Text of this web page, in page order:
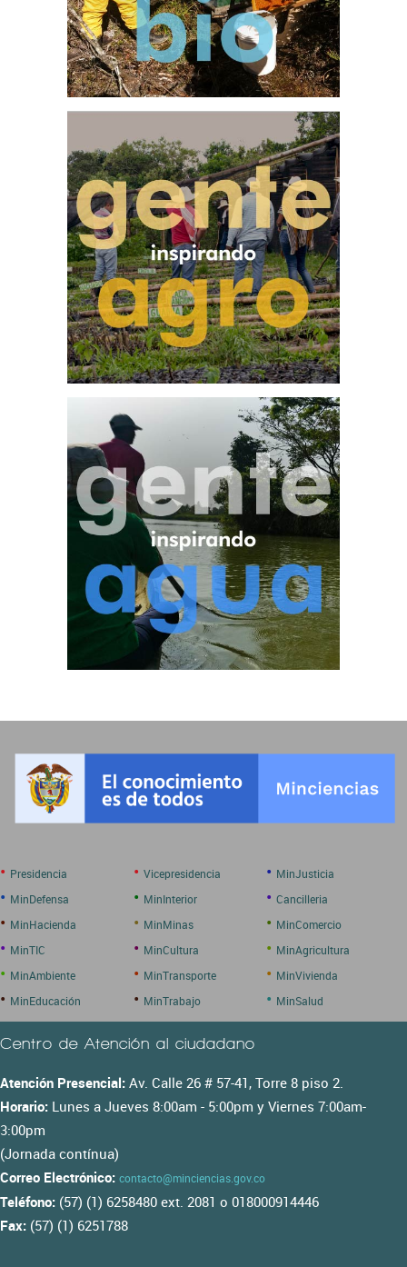
• Presidencia • Vicepresidencia • MinJusticia
• MinDefensa • MinInterior • Cancilleria
• MinHacienda • MinMinas • MinComercio
• MinTIC • MinCultura • MinAgricultura
• MinAmbiente • MinTransporte • MinVivienda
• MinEducación • MinTrabajo • MinSalud
Centro de Atención al ciudadano
Atención Presencial: Av. Calle 26 # 57-41, Torre 8 piso 2.
Horario: Lunes a Jueves 8:00am - 5:00pm y Viernes 7:00am-
3:00pm
(Jornada contínua)
Correo Electrónico: contacto@minciencias.gov.co
Teléfono: (57) (1) 6258480 ext. 2081 o 018000914446
Fax: (57) (1) 6251788